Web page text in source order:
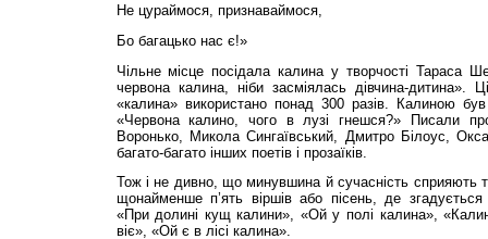
Не цураймося, признаваймося,
Бо багацько нас є!»
Чільне місце посідала калина у творчості Тараса
червона калина, ніби засміялась дівчина-дитина».
«калина» використано понад 300 разів. Калиною
«Червона калино, чого в лузі гнешся?» Писали
Воронько, Микола Сингаївський, Дмитро Білоус,
багато-багато інших поетів і прозаїків.
Тож і не дивно, що минувшина й сучасність сприяють
щонайменше п’ять віршів або пісень, де
«При долині кущ калини», «Ой у полі калина»,
віє», «Ой є в лісі калина».